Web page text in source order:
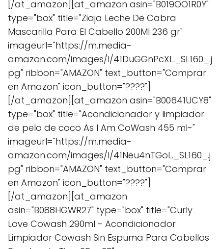
[/at_amazon][at_amazon asin="B019OO1R0Y"
type="box" title="Ziaja Leche De Cabra
Mascarilla Para El Cabello 200Ml 236 gr"
imageurl="https://m.media-
amazon.com/images/I/41DuGGnPcXL._SL160_.j
pg" ribbon="AMAZON" text_button="Comprar
en Amazon" icon_button="????"]
[/at_amazon][at_amazon asin="B00641UCY8"
type="box" title="Acondicionador y limpiador
de pelo de coco As I Am CoWash 455 ml-"
imageurl="https://m.media-
amazon.com/images/I/41Neu4nTGoL._SL160_.j
pg" ribbon="AMAZON" text_button="Comprar
en Amazon" icon_button="????"]
[/at_amazon][at_amazon
asin="B088HGWR27" type="box" title="Curly
Love Cowash 290ml - Acondicionador
Limpiador Cowash Sin Espuma Para Cabellos